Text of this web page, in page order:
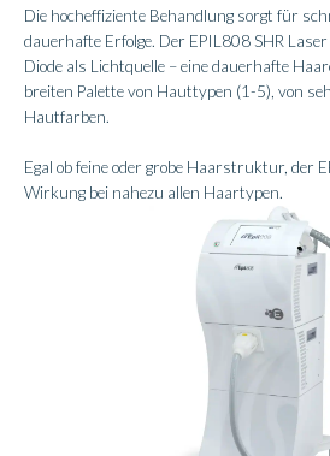
Die hocheffiziente Behandlung sorgt für
dauerhafte Erfolge. Der EPIL808 SHR
Diode als Lichtquelle – eine dauerhafte
breiten Palette von Hauttypen (1-5), von
Hautfarben.
Egal ob feine oder grobe Haarstruktur, der
Wirkung bei nahezu allen Haartypen.